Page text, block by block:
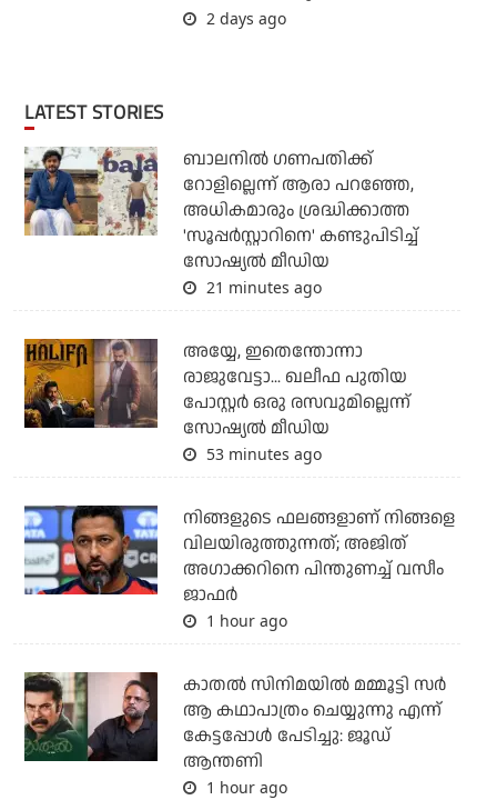
2 days ago
LATEST STORIES
ബാലനില്‍ ഗണപതിക്ക്
റോളില്ലെന്ന് ആരാ പറഞ്ഞേ,
അധികമാരും ശ്രദ്ധിക്കാത്ത
'സൂപ്പര്‍സ്റ്റാറിനെ' കണ്ടുപിടിച്ച്
സോഷ്യല്‍ മീഡിയ
21 minutes ago
അയ്യേ, ഇതെന്തോന്നാ
രാജുവേട്ടാ... ഖലീഫ പുതിയ
പോസ്റ്റര്‍ ഒരു രസവുമില്ലെന്ന്
സോഷ്യല്‍ മീഡിയ
53 minutes ago
നിങ്ങളുടെ ഫലങ്ങളാണ് നിങ്ങളെ
വിലയിരുത്തുന്നത്; അജിത്
അഗാക്കറിനെ പിന്തുണച്ച് വസീം
ജാഫര്‍
1 hour ago
കാതൽ സിനിമയിൽ മമ്മൂട്ടി സർ
ആ കഥാപാത്രം ചെയ്യുന്നു എന്ന്
കേട്ടപ്പോൾ പേടിച്ചു: ജൂഡ്
ആന്തണി
1 hour ago